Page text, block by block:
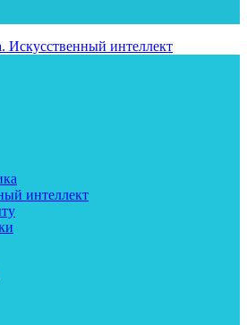
Искусственный интеллект
интеллект